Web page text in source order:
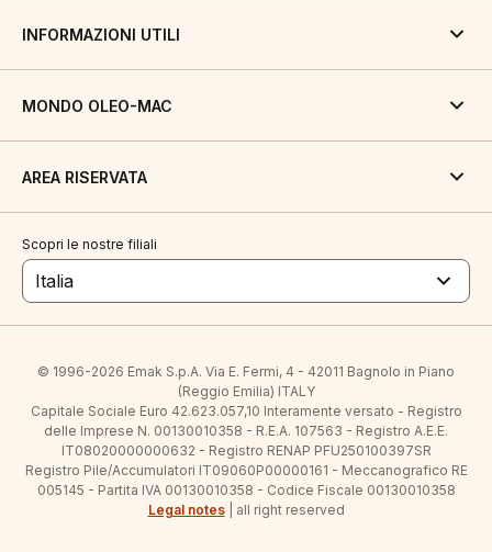
INFORMAZIONI UTILI
MONDO OLEO-MAC
AREA RISERVATA
Scopri le nostre filiali
Italia
© 1996-2026 Emak S.p.A. Via E. Fermi, 4 - 42011 Bagnolo in Piano
(Reggio Emilia) ITALY
Capitale Sociale Euro 42.623.057,10 Interamente versato - Registro
delle Imprese N. 00130010358 - R.E.A. 107563 - Registro A.E.E.
IT08020000000632 - Registro RENAP PFU250100397SR
Registro Pile/Accumulatori IT09060P00000161 - Meccanografico RE
005145 - Partita IVA 00130010358 - Codice Fiscale 00130010358
Legal notes| all right reserved